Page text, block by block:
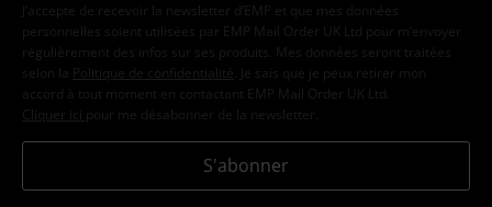
J’accepte de recevoir la newsletter d’EMP et que mes données
personnelles soient utilisées par EMP Mail Order UK Ltd pour m’envoyer
régulièrement des infos sur ses produits. Mes données seront traitées
selon la
Politique de confidentialité . Je sais que je peux retirer mon
accord à tout moment en contactant EMP Mail Order UK Ltd.
Cliquer ici pour me désabonner de la newsletter.
S'abonner